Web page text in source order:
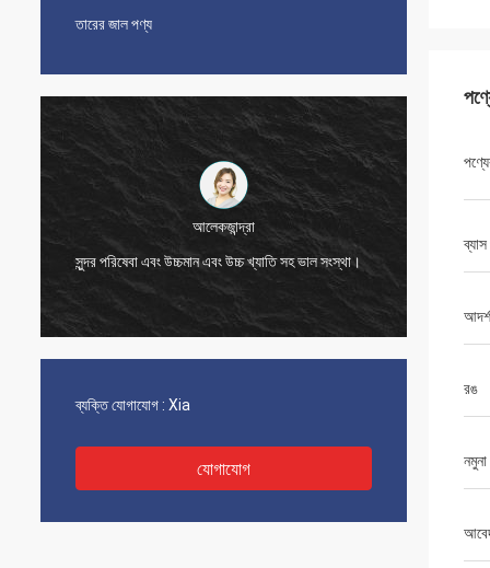
তারের জাল পণ্য
এলেন
খুব ভাল যোগাযোগের মাধ্যমে সমস্ত সমস্যার সমাধান, আমার
ক্রয়ের সাথে সন্তুষ্ট।
ব্যক্তি যোগাযোগ : Xia
যোগাযোগ
ব্যাস
আদর্শ
রঙ
নমুনা